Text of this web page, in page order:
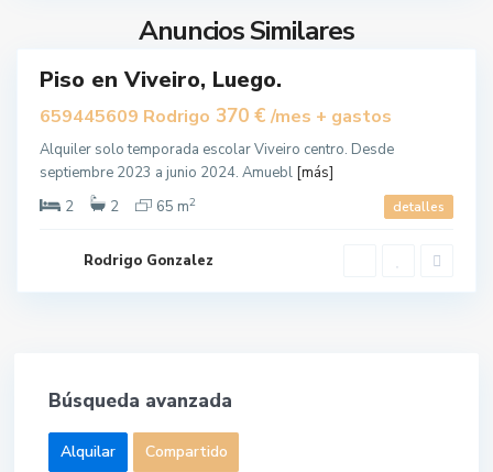
Anuncios Similares
Piso en Viveiro, Luego.
659445609 Rodrigo 370 € /mes + gastos
Alquiler solo temporada escolar Viveiro centro. Desde
septiembre 2023 a junio 2024. Amuebl [más]
2
2 65 m2 detalles
Rodrigo Gonzalez
Búsqueda avanzada
Alquilar Compartido